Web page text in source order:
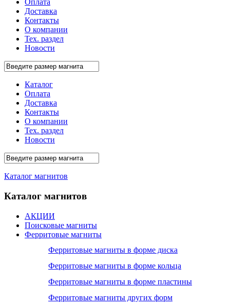
Оплата
Доставка
Контакты
О компании
Тех. раздел
Новости
Каталог
Оплата
Доставка
Контакты
О компании
Тех. раздел
Новости
Каталог магнитов
Каталог магнитов
АКЦИИ
Поисковые магниты
Ферритовые магниты
Ферритовые магниты в форме диска
Ферритовые магниты в форме кольца
Ферритовые магниты в форме пластины
Ферритовые магниты других форм